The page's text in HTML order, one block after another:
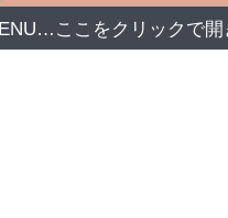
ここをクリックで開